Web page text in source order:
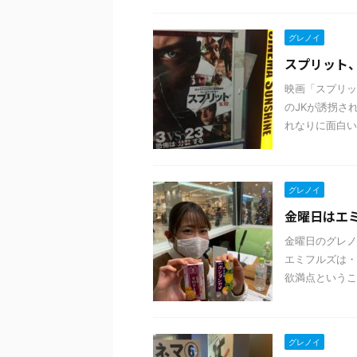
グレノイ
スプリット
映画「スプリ
のJKが誘拐さ
れなりに面白
グレノイ
金曜日はエ
金曜日のグレ
エミフルズは
欲満点という
グレノイ